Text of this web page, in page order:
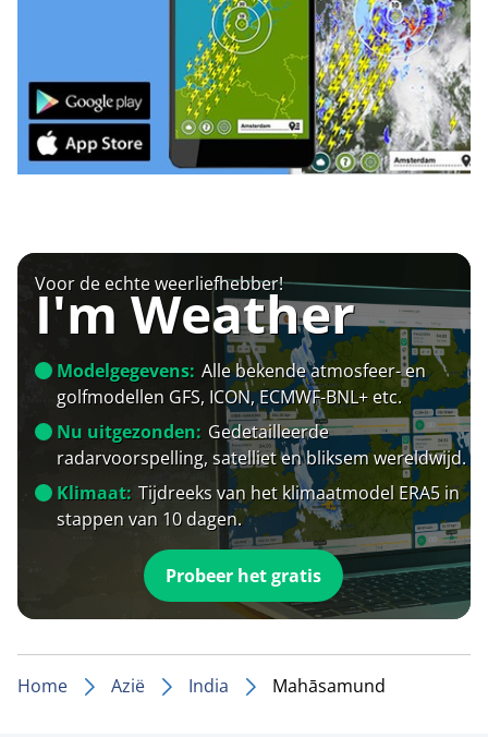
Voor de echte weerliefhebber!
I'm Weather
Modelgegevens: Alle bekende atmosfeer- en
golfmodellen GFS, ICON, ECMWF-BNL+ etc.
Nu uitgezonden: Gedetailleerde
radarvoorspelling, satelliet en bliksem wereldwijd.
Klimaat: Tijdreeks van het klimaatmodel ERA5 in
stappen van 10 dagen.
Probeer het gratis
Home Azië India Mahāsamund